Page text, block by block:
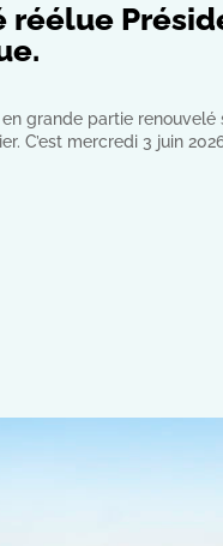
réélue
grande partie
C’est mercredi 3 juin